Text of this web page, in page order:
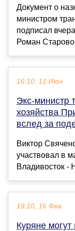
Документ о
министром
подписал
Роман
16:10, 11 Июн
Экс-министр
хозяйства
вслед за
Виктор
участвовал в
Владивосток -
19:10, 16 Фев
Куряне могут